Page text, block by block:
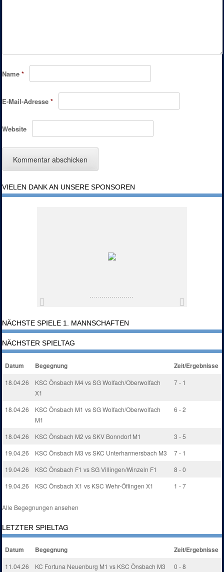
Name*
E-Mail-Adresse*
Website
VIELEN DANK AN UNSERE SPONSOREN
NÄCHSTE SPIELE 1. MANNSCHAFTEN
NÄCHSTER SPIELTAG
Datum Begegnung Zeit/Ergebnisse
18.04.26
KSC Önsbach M4 vs SG Wolfach/Oberwolfach
X1
7 - 1
18.04.26
KSC Önsbach M1 vs SG Wolfach/Oberwolfach
M1
6 - 2
18.04.26 KSC Önsbach M2 vs SKV Bonndorf M1
3 - 5
19.04.26
KSC Önsbach M3 vs SKC Unterharmersbach M3
7 - 1
19.04.26
KSC Önsbach F1 vs SG Villingen/Winzeln F1
8 - 0
19.04.26
KSC Önsbach X1 vs KSC Wehr-Öflingen X1 1 - 7
Alle Begegnungen ansehen
LETZTER SPIELTAG
Datum Begegnung Zeit/Ergebnisse
11.04.26 KC Fortuna Neuenburg M1 vs KSC Önsbach M3
0 - 8